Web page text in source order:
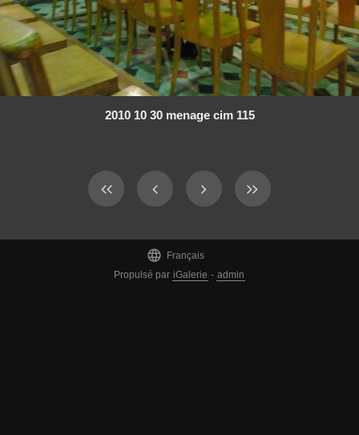
2010 10 30 menage cim 115

Français
Propulsé par iGalerie - admin